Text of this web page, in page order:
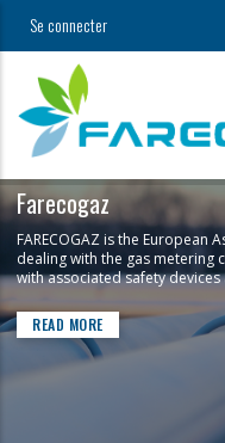
Aller
contenu
principal
USER
ACCOUNT
MENU
Se connecter
Farecogaz
FARECOGAZ is the European
dealing with the gas metering
with associated safety
READ MORE